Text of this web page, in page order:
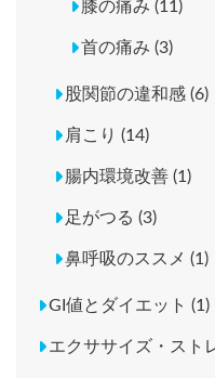
膝の痛み (11)
首の痛み (3)
股関節の違和感 (6)
肩こり (14)
腸内環境改善 (1)
足がつる (3)
鼻呼吸のススメ (1)
GI値とダイエット (1)
エクササイズ・スト